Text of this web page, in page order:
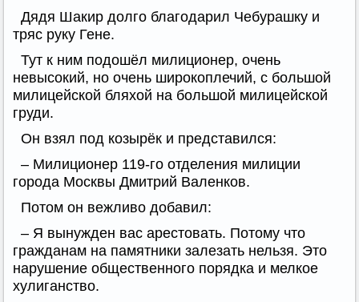
Дядя Шакир долго благодарил Чебурашку и
тряс руку Гене.
Тут к ним подошёл милиционер, очень
невысокий, но очень широкоплечий, с большой
милицейской бляхой на большой милицейской
груди.
Он взял под козырёк и представился:
– Милиционер 119-го отделения милиции
города Москвы Дмитрий Валенков.
Потом он вежливо добавил:
– Я вынужден вас арестовать. Потому что
гражданам на памятники залезать нельзя. Это
нарушение общественного порядка и мелкое
хулиганство.